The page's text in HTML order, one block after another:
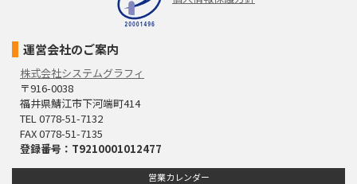
運営会社のご案内
株式会社システムグラフィ
〒916-0038
福井県鯖江市下河端町414
TEL 0778-51-7132
FAX 0778-51-7135
登録番号：T9210001012477
営業カレンダー